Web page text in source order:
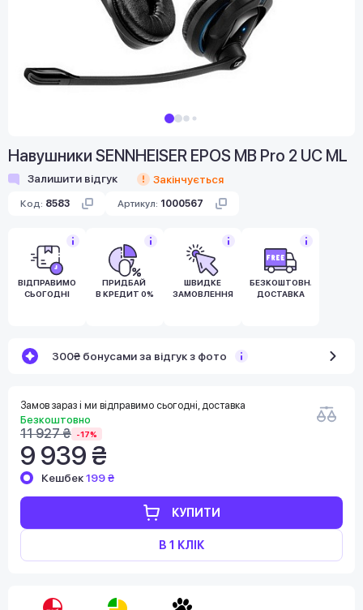
Навушники SENNHEISER EPOS MB Pro 2 UC ML
Залишити відгук Закінчується
Код: 8583 Артикул: 1000567
ВІДПРАВИМО
СЬОГОДНІ
ПРИДБАЙ
В КРЕДИТ 0%
ШВИДКЕ
ЗАМОВЛЕННЯ
БЕЗКОШТОВНА
ДОСТАВКА
300₴ бонусами за відгук з фото
Замов зараз і ми відправимо сьогодні, доставка
Безкоштовно
11 927 ₴ -17%
9 939 ₴
КУПИТИ
В 1 КЛІК
Кешбек199 ₴